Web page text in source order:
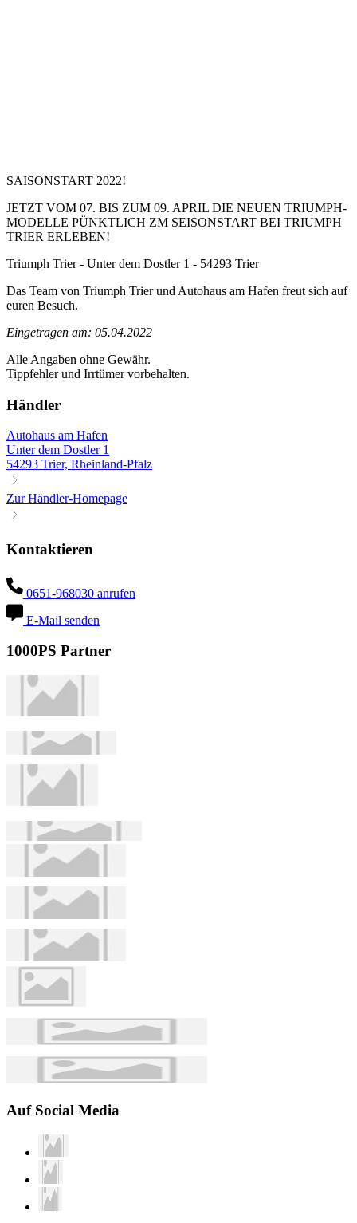
SAISONSTART 2022!
JETZT VOM 07. BIS ZUM 09. APRIL DIE NEUEN TRIUMPH-
MODELLE PÜNKTLICH ZM SEISONSTART BEI TRIUMPH
TRIER ERLEBEN!
Triumph Trier - Unter dem Dostler 1 - 54293 Trier
Das Team von Triumph Trier und Autohaus am Hafen freut sich auf
euren Besuch.
Eingetragen am: 05.04.2022
Alle Angaben ohne Gewähr.
Tippfehler und Irrtümer vorbehalten.
Händler
Autohaus am Hafen
Unter dem Dostler 1
54293 Trier, Rheinland-Pfalz
Zur Händler-Homepage
Kontaktieren
0651-968030 anrufen
E-Mail senden
1000PS Partner
Auf Social Media